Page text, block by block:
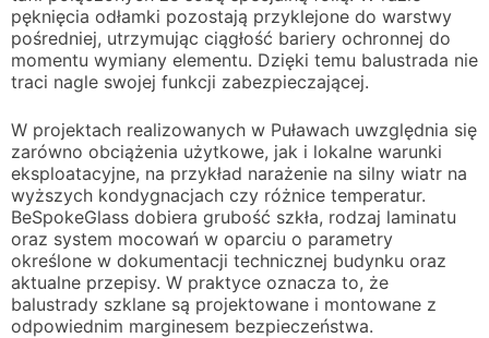
pęknięcia odłamki pozostają przyklejone do warstwy
pośredniej, utrzymując ciągłość bariery ochronnej do
momentu wymiany elementu. Dzięki temu balustrada nie
traci nagle swojej funkcji zabezpieczającej.
W projektach realizowanych w Puławach uwzględnia się
zarówno obciążenia użytkowe, jak i lokalne warunki
eksploatacyjne, na przykład narażenie na silny wiatr na
wyższych kondygnacjach czy różnice temperatur.
BeSpokeGlass dobiera grubość szkła, rodzaj laminatu
oraz system mocowań w oparciu o parametry
określone w dokumentacji technicznej budynku oraz
aktualne przepisy. W praktyce oznacza to, że
balustrady szklane są projektowane i montowane z
odpowiednim marginesem bezpieczeństwa.